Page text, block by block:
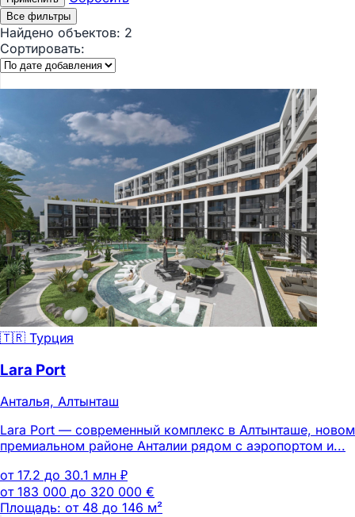
Все фильтры
Найдено объектов: 2
Сортировать:
🇹🇷 Турция
Lara Port
Анталья, Алтынташ
Lara Port — современный комплекс в Алтынташе, новом
премиальном районе Анталии рядом с аэропортом и...
от 17.2 до 30.1 млн ₽
от 183 000 до 320 000 €
Площадь: от 48 до 146 м²